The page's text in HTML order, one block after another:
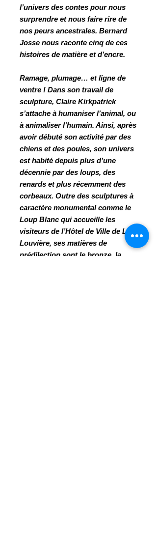
l’univers des contes pour nous
surprendre et nous faire rire de
nos peurs ancestrales. Bernard
Josse nous raconte cinq de ces
histoires de matière et d’encre.
Ramage, plumage… et ligne de
ventre ! Dans son travail de
sculpture, Claire Kirkpatrick
s’attache à humaniser l’animal, ou
à animaliser l’humain. Ainsi, après
avoir débuté son activité par des
chiens et des poules, son univers
est habité depuis plus d’une
décennie par des loups, des
renards et plus récemment des
corbeaux. Outre des sculptures à
caractère monumental comme le
Loup Blanc qui accueille les
visiteurs de l’Hôtel de Ville de La
Louvière, ses matières de
prédilection sont le bronze, la